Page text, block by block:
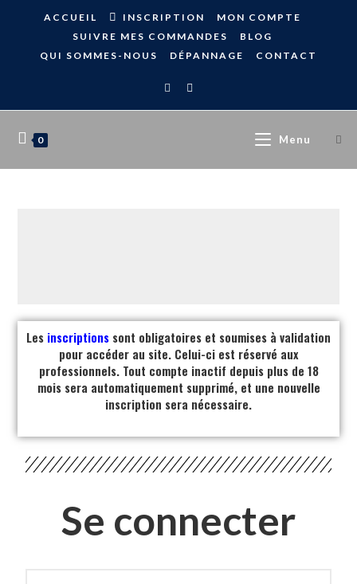
ACCUEIL INSCRIPTION
MON COMPTE
SUIVRE MES COMMANDES
BLOG
QUI SOMMES-NOUS
DÉPANNAGE CONTACT
0 Menu
Les inscriptions sont obligatoires et soumises à validation
pour accéder au site. Celui-ci est réservé aux
professionnels. Tout compte inactif depuis plus de 18
mois sera automatiquement supprimé, et une nouvelle
inscription sera nécessaire.
Se connecter